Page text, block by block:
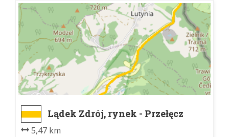
Lądek Zdrój, rynek - Przełęcz
Lądecka
5,47 km